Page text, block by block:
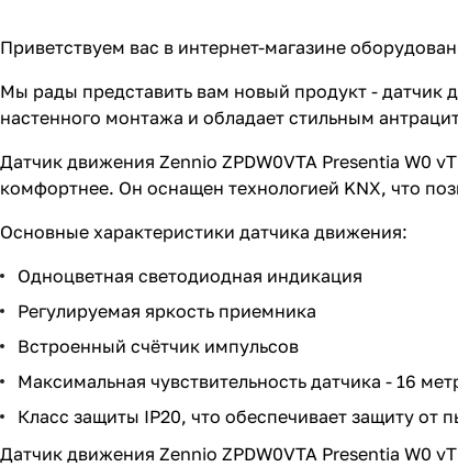
Приветствуем вас в интернет-магазине
Мы рады представить вам новый продукт - датчик
настенного монтажа и обладает стильным
Датчик движения Zennio ZPDW0VTA Presentia W0
комфортнее. Он оснащен технологией KNX, что
Основные характеристики датчика движения:
Одноцветная светодиодная индикация
Регулируемая яркость приемника
Встроенный счётчик импульсов
Максимальная чувствительность датчика - 16
Класс защиты IP20, что обеспечивает защиту от
Датчик движения Zennio ZPDW0VTA Presentia W0